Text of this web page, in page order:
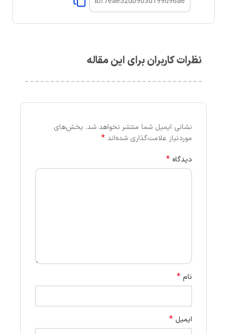
نظرات کاربران برای این مقاله
نشانی ایمیل شما منتشر نخواهد شد. بخش‌های
موردنیاز علامت‌گذاری شده‌اند *
دیدگاه *
نام *
ایمیل *